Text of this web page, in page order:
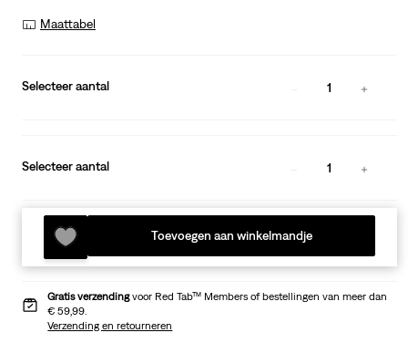
Maattabel
Selecteer aantal 1
Selecteer aantal 1
Toevoegen aan winkelmandje
Gratis verzendingvoor Red Tab™ Members of bestellingen van meer dan
€ 59,99.
Verzending en retourneren